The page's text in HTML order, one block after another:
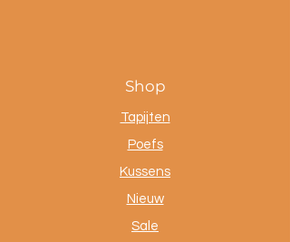
Shop
Tapijten
Poefs
Kussens
Nieuw
Sale